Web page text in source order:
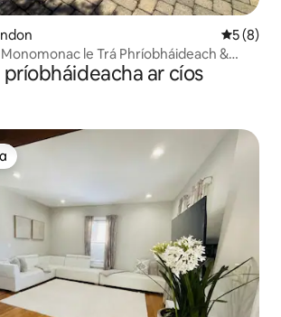
5 (8)
le Trá Phríobháideach &
ar cíos